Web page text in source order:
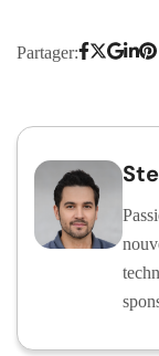
Partager: